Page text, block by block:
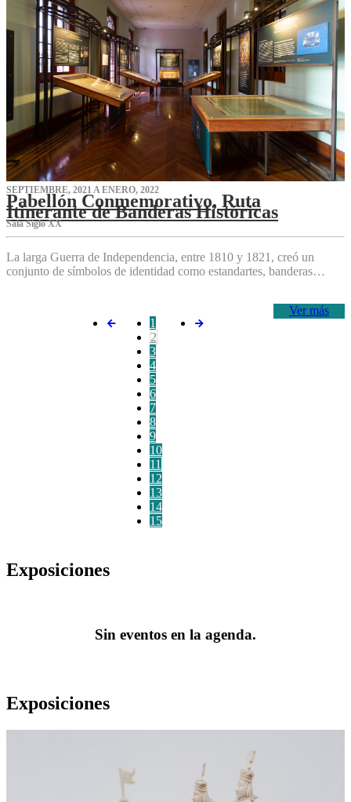
SEPTIEMBRE, 2021 A ENERO, 2022
Pabellón Conmemorativo, Ruta
Itinerante de Banderas Históricas
Sala Siglo XX
La larga Guerra de Independencia, entre 1810 y 1821, creó un
conjunto de símbolos de identidad como estandartes, banderas…
Ver más
1
2
3
4
5
6
7
8
9
10
11
12
13
14
15
Exposiciones
Sin eventos en la agenda.
Exposiciones